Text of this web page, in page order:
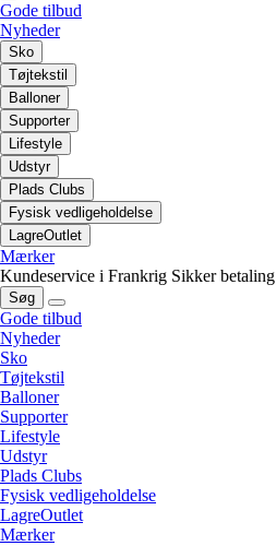
Gode tilbud
Nyheder
Sko
Tøjtekstil
Balloner
Supporter
Lifestyle
Udstyr
Plads Clubs
Fysisk vedligeholdelse
LagreOutlet
Mærker
Kundeservice i Frankrig Sikker betaling
Søg
Gode tilbud
Nyheder
Sko
Tøjtekstil
Balloner
Supporter
Lifestyle
Udstyr
Plads Clubs
Fysisk vedligeholdelse
LagreOutlet
Mærker